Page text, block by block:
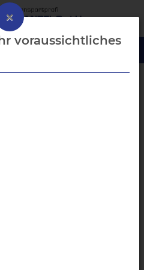
-
für
hochwertige
GmbH. Unsere in Bayern
×
voraussichtliches